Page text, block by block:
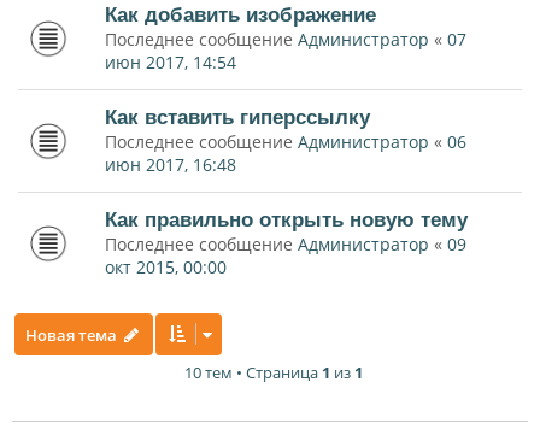
Как добавить изображение
Последнее сообщение Администратор « 07
июн 2017, 14:54
Как вставить гиперссылку
Последнее сообщение Администратор « 06
июн 2017, 16:48
Как правильно открыть новую тему
Последнее сообщение Администратор « 09
окт 2015, 00:00
Новая тема
10 тем • Страница 1 из 1